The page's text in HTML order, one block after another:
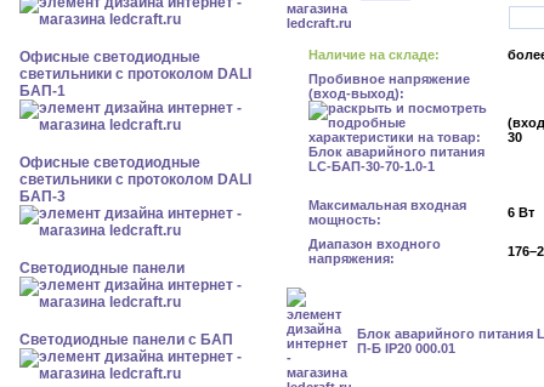
Офисные светодиодные
светильники с протоколом DALI
БАП-1
Офисные светодиодные
светильники с протоколом DALI
БАП-3
Cветодиодные панели
Cветодиодные панели с БАП
Наличие на складе:
Пробивное напряжение
(вход-выход):
30
Максимальная входная
мощность:
6 Вт
Диапазон входного
напряжения:
Блок аварийного питания
П-Б IP20 000.01